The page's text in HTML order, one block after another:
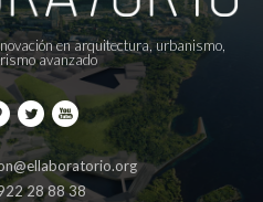
en arquitectura, urbanismo,
avanzado
28 88 38